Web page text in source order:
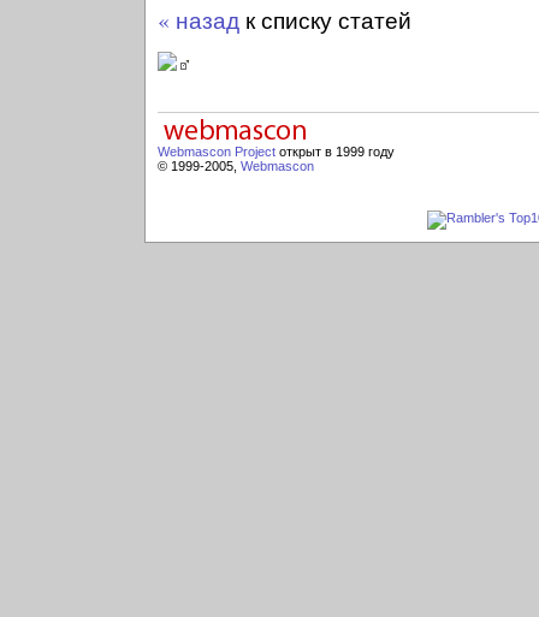
« назад к списку статей
Webmascon Project открыт в 1999 году
© 1999-2005, Webmascon